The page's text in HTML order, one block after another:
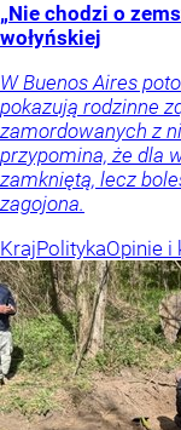
„Nie chodzi o
wołyńskiej
W Buenos Aires
pokazują rodzinne
zamordowanych z
przypomina, że dla
zamkniętą, lecz
zagojona.
KrajPolitykaOpinie i